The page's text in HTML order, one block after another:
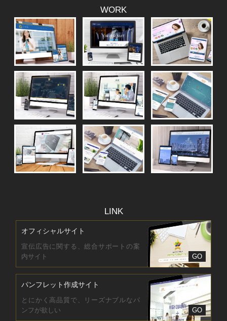
WORK
LINK
オフィシャルサイト
宣伝広告に関する、総合サポートの案
内サイト
GO
パンフレット作成サイト
とにかく高品質で、リーズナブルなパ
ンフが欲しい
GO